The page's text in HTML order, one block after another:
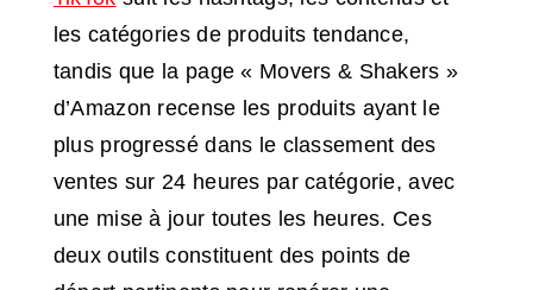
les catégories de produits tendance,
tandis que la page « Movers & Shakers »
d’Amazon recense les produits ayant le
plus progressé dans le classement des
ventes sur 24 heures par catégorie, avec
une mise à jour toutes les heures. Ces
deux outils constituent des points de